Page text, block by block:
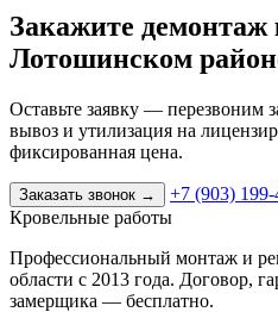
Закажите демонтаж
Лотошинском
Оставьте заявку —
вывоз и утилизация на
фиксированная цена.
Заказать звонок →
+7 (903)
Кровельные работы
Профессиональный монтаж и
области с 2013 года. Договор,
замерщика — бесплатно.